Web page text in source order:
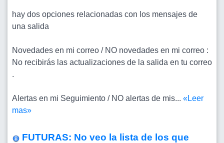
hay dos opciones relacionadas con los mensajes de
una salida
Novedades en mi correo / NO novedades en mi correo :
No recibirás las actualizaciones de la salida en tu correo
.
Alertas en mi Seguimiento / NO alertas de mis... «Leer
mas»
FUTURAS: No veo la lista de los que